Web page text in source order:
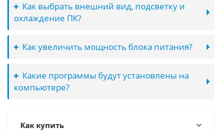
Как выбрать внешний вид, подсветку и
охлаждение ПК?
Как увеличить мощность блока питания?
Какие программы будут установлены на
компьютере?
Как купить